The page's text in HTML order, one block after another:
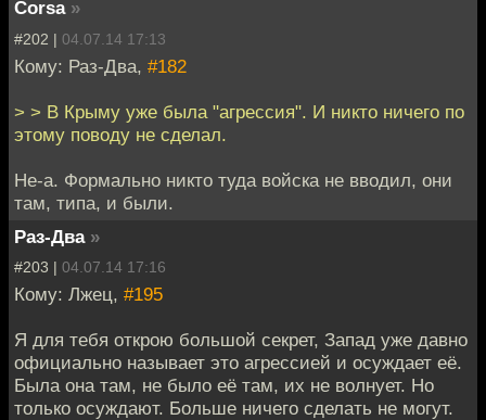
Corsa »
#202 | 04.07.14 17:13
Кому: Раз-Два, #182
> > В Крыму уже была "агрессия". И никто ничего по
этому поводу не сделал.
Не-а. Формально никто туда войска не вводил, они
там, типа, и были.
Раз-Два »
#203 | 04.07.14 17:16
Кому: Лжец, #195
Я для тебя открою большой секрет, Запад уже давно
официально называет это агрессией и осуждает её.
Была она там, не было её там, их не волнует. Но
только осуждают. Больше ничего сделать не могут.